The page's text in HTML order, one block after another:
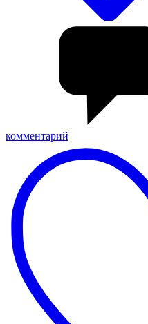
комментарий